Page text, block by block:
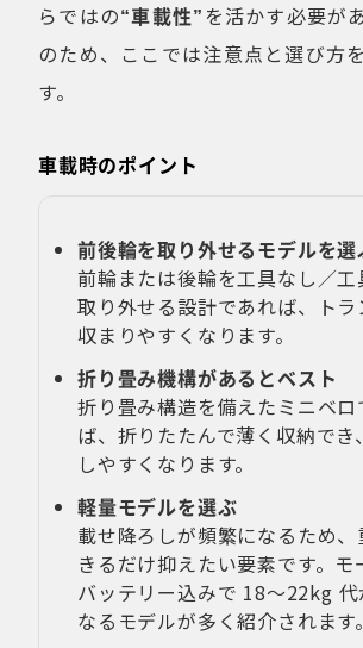
らではの“車載性” を活かす必要が
のため、ここでは注意点と選び方
す。
車載時のポイント
前後輪を取り外せるモデルを選
前輪または後輪を工具なし／工
取り外せる設計であれば、トラ
収まりやすくなります。
折り畳み機構があるとベスト
折り畳み構造を備えたミニベロ
ば、折りたたんで薄く収納でき
しやすくなります。
軽量モデルを選ぶ
載せ降ろしが頻繁になるため、
きるだけ抑えたい要素です。モ
バッテリー込みで 18〜22kg 代
なるモデルが多く紹介されます。